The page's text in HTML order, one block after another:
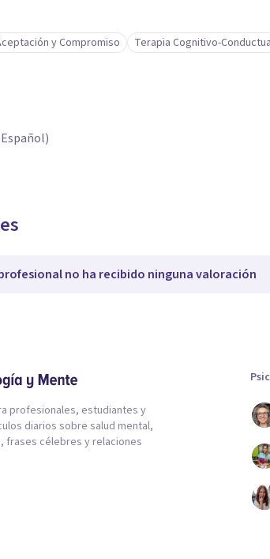
y Compromiso Terapia Cognitivo-
no ha recibido ninguna valoración
profesionales, estudiantes y
diarios sobre salud mental,
frases célebres y relaciones